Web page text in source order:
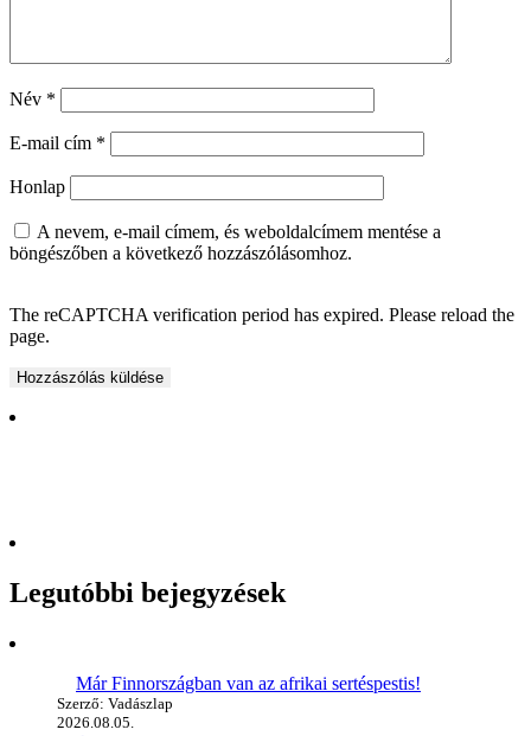
Név *
E-mail cím *
Honlap
A nevem, e-mail címem, és weboldalcímem mentése a
böngészőben a következő hozzászólásomhoz.
The reCAPTCHA verification period has expired. Please reload the
page.
Legutóbbi bejegyzések
Már Finnországban van az afrikai sertéspestis!
Szerző: Vadászlap
2026.08.05.